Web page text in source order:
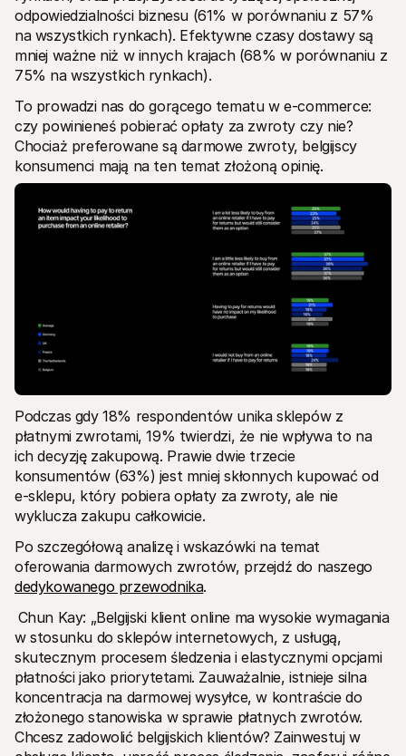
odpowiedzialności biznesu (61% w porównaniu z 57%
na wszystkich rynkach). Efektywne czasy dostawy są
mniej ważne niż w innych krajach (68% w porównaniu z
75% na wszystkich rynkach).
To prowadzi nas do gorącego tematu w e-commerce:
czy powinieneś pobierać opłaty za zwroty czy nie?
Chociaż preferowane są darmowe zwroty, belgijscy
konsumenci mają na ten temat złożoną opinię.
Podczas gdy 18% respondentów unika sklepów z
płatnymi zwrotami, 19% twierdzi, że nie wpływa to na
ich decyzję zakupową. Prawie dwie trzecie
konsumentów (63%) jest mniej skłonnych kupować od
e-sklepu, który pobiera opłaty za zwroty, ale nie
wyklucza zakupu całkowicie.
Po szczegółową analizę i wskazówki na temat
dedykowanego przewodnika.
Chun Kay: „Belgijski klient online ma wysokie wymagania
w stosunku do sklepów internetowych, z usługą,
skutecznym procesem śledzenia i elastycznymi opcjami
płatności jako priorytetami. Zauważalnie, istnieje silna
koncentracja na darmowej wysyłce, w kontraście do
złożonego stanowiska w sprawie płatnych zwrotów.
Chcesz zadowolić belgijskich klientów? Zainwestuj w